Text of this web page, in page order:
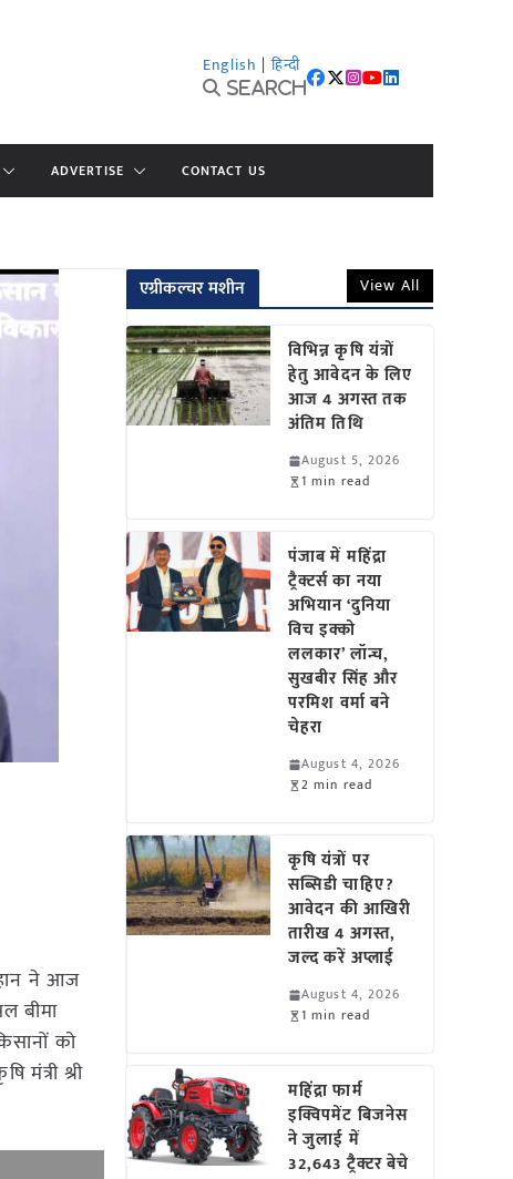
English | हिन्दी
Search
ADVERTISE CONTACT US
ने आज
बीमा
को
श्री
एग्रीकल्चर मशीन View All
विभिन्न कृषि यंत्रों
हेतु आवेदन के लिए
आज 4 अगस्त तक
अंतिम तिथि
August 5, 2026
1 min read
पंजाब में महिंद्रा
ट्रैक्टर्स का नया
अभियान ‘दुनिया
विच इक्को
ललकार’ लॉन्च,
सुखबीर सिंह और
परमिश वर्मा बने
चेहरा
August 4, 2026
2 min read
कृषि यंत्रों पर
सब्सिडी चाहिए?
आवेदन की आखिरी
तारीख 4 अगस्त,
जल्द करें अप्लाई
August 4, 2026
1 min read
महिंद्रा फार्म
इक्विपमेंट बिजनेस
ने जुलाई में
32,643 ट्रैक्टर बेचे